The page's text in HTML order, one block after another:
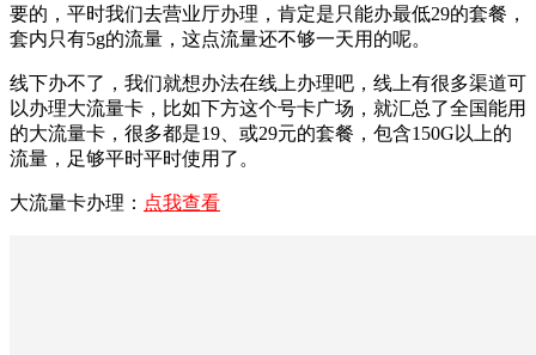
要的，平时我们去营业厅办理，肯定是只能办最低29的套餐，
套内只有5g的流量，这点流量还不够一天用的呢。
线下办不了，我们就想办法在线上办理吧，线上有很多渠道可
以办理大流量卡，比如下方这个号卡广场，就汇总了全国能用
的大流量卡，很多都是19、或29元的套餐，包含150G以上的
流量，足够平时平时使用了。
大流量卡办理： 点我查看